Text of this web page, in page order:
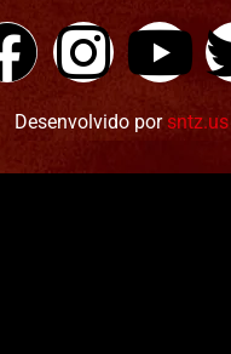
Desenvolvido por sntz.us